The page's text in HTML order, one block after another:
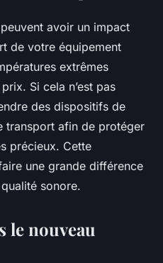
avoir un impact
de votre équipement
extrêmes
Si cela n’est pas
des dispositifs de
transport afin de protéger
précieux. Cette
une grande différence
sonore.
le nouveau